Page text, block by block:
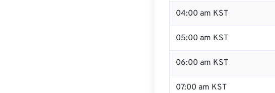
04:00 am KST
05:00 am KST
06:00 am KST
07:00 am KST